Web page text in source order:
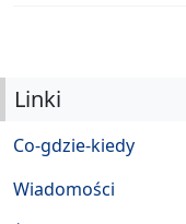
Linki
Co-gdzie-kiedy
Wiadomości